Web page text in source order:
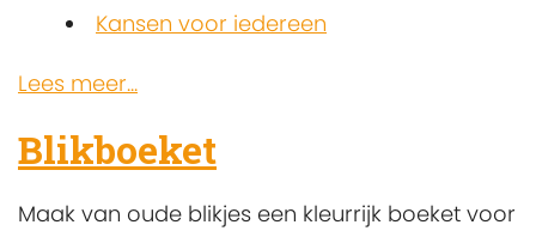
Kansen voor iedereen
Lees meer...
Blikboeket
Maak van oude blikjes een kleurrijk boeket voor